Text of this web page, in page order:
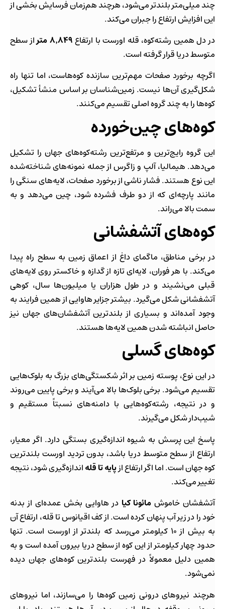
چند میلی‌متر بلندتر می‌شود، هرچند هم‌زمان فرسایش بخشی از
این افزایش ارتفاع را جبران می‌کند.
در دل همین رشته‌کوه، قله اورست با ارتفاع۸٬۸۴۹ متر
از سطح
متوسط دریا قرار گرفته است.
اگرچه برخورد صفحات مهم‌ترین سازنده کوه‌هاست، اما تنها راه
شکل‌گیری آن‌ها نیست. زمین‌شناسان بر اساس منشأ تشکیل،
کوه‌ها را به چند گروه اصلی تقسیم می‌کنند.
کوه‌های چین‌خورده
این گروه رایج‌ترین و مرتفع‌ترین رشته‌کوه‌های جهان را تشکیل
می‌دهد. هیمالیا، آلپ و زاگرس از جمله نمونه‌های شناخته‌شده
این نوع هستند. فشار ناشی از برخورد صفحات، لایه‌های سنگی را
مانند پارچه‌ای که از دو طرف فشرده شود، چین می‌دهد و به
سمت بالا می‌راند.
کوه‌های آتشفشانی
در برخی مناطق، ماگمای داغ از اعماق زمین به سطح راه پیدا
می‌کند. با هر فوران، لایه‌ای تازه از گدازه و خاکستر روی لایه‌های
قبلی می‌نشیند و در طول هزاران یا میلیون‌ها سال، کوهی
آتشفشانی شکل می‌گیرد. بیشتر جزایر هاوایی از همین فرایند به
وجود آمده‌اند و بسیاری از بلندترین آتشفشان‌های جهان نیز
حاصل انباشته شدن همین لایه‌ها هستند.
کوه‌های گسلی
در این نوع، پوسته زمین بر اثر شکستگی‌های بزرگ به بلوک‌هایی
تقسیم می‌شود. برخی بلوک‌ها بالا می‌آیند و برخی پایین می‌روند
و در نتیجه، رشته‌کوه‌هایی با دامنه‌های نسبتاً مستقیم و
شیب‌دار شکل می‌گیرند.
پاسخ این پرسش به شیوه اندازه‌گیری بستگی دارد. اگر معیار،
ارتفاع از سطح متوسط دریا باشد، بدون تردید اورست بلندترین
کوه جهان است. اما اگر ارتفاع ازپایه تا قلهاندازه‌گیری شود، نتیجه
تغییر می‌کند.
آتشفشان خاموش مائونا کیا در هاوایی بخش عمده‌ای از بدنه
خود را در زیر آب پنهان کرده است. از کف اقیانوس تا قله، ارتفاع آن
به بیش از ۱۰ کیلومتر می‌رسد که بلندتر از اورست است. تنها
حدود چهار کیلومتر از این کوه از سطح دریا بیرون آمده است و به
همین دلیل معمولاً در فهرست بلندترین کوه‌های جهان دیده
نمی‌شود.
هرچند نیروهای درونی زمین کوه‌ها را می‌سازند، اما نیروهای